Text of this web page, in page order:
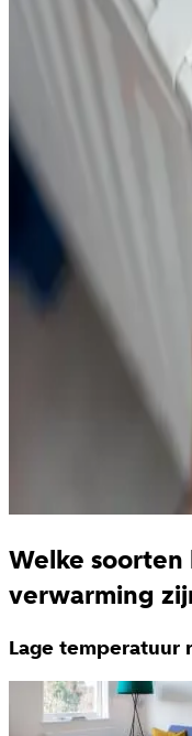
Welke
verwarming
Lage temperatuur